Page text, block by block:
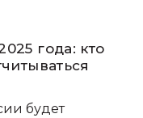
года: кто
будет